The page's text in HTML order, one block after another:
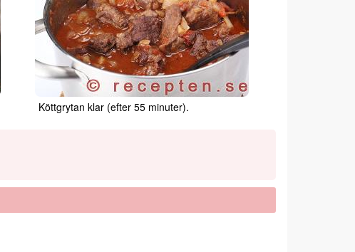
Köttgrytan klar (efter 55 minuter).